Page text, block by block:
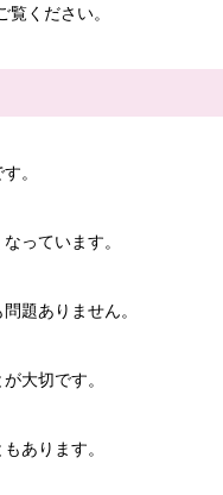
覧ください。
。
っています。
題ありません。
大切です。
あります。